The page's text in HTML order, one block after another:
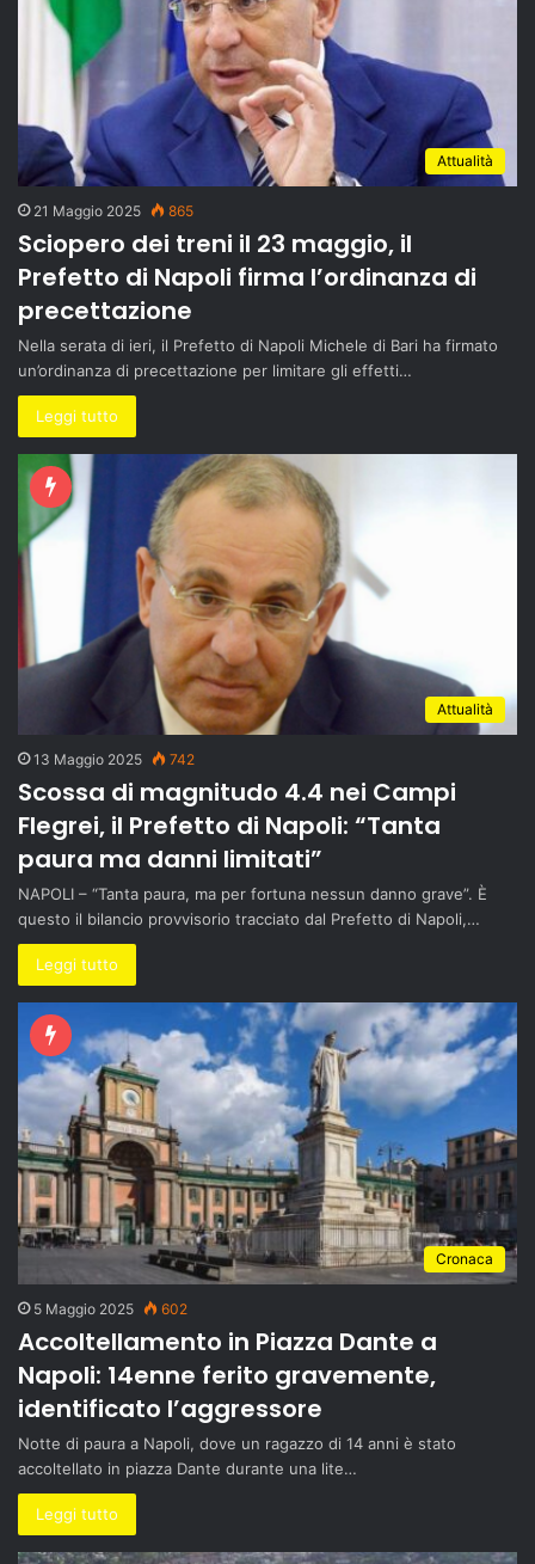
Attualità
21 Maggio 2025 865
Sciopero dei treni il 23 maggio, il
Prefetto di Napoli firma l’ordinanza di
precettazione
Nella serata di ieri, il Prefetto di Napoli Michele di Bari ha firmato
un’ordinanza di precettazione per limitare gli effetti…
Leggi tutto
Attualità
13 Maggio 2025 742
Scossa di magnitudo 4.4 nei Campi
Flegrei, il Prefetto di Napoli: “Tanta
paura ma danni limitati”
NAPOLI – “Tanta paura, ma per fortuna nessun danno grave”. È
questo il bilancio provvisorio tracciato dal Prefetto di Napoli,…
Leggi tutto
Cronaca
5 Maggio 2025 602
Accoltellamento in Piazza Dante a
Napoli: 14enne ferito gravemente,
identificato l’aggressore
Notte di paura a Napoli, dove un ragazzo di 14 anni è stato
accoltellato in piazza Dante durante una lite…
Leggi tutto